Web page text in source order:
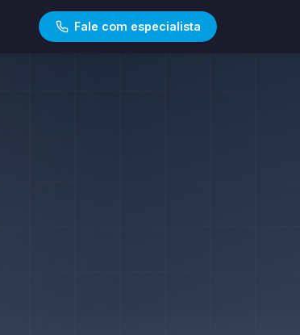
Fale com especialista